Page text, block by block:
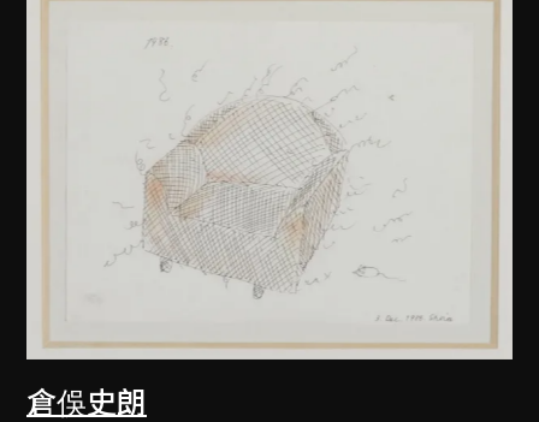
倉俁史朗